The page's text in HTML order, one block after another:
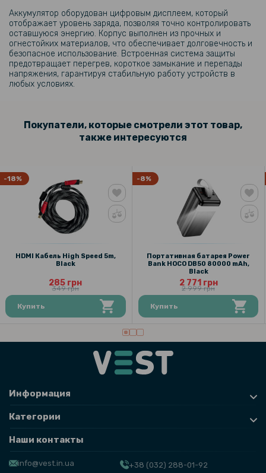
Аккумулятор оборудован цифровым дисплеем, который
отображает уровень заряда, позволяя точно контролировать
оставшуюся энергию. Корпус выполнен из прочных и
огнестойких материалов, что обеспечивает долговечность и
безопасное использование. Встроенная система защиты
предотвращает перегрев, короткое замыкание и перепады
напряжения, гарантируя стабильную работу устройств в
любых условиях.
Покупатели, которые смотрели этот товар,
также интересуются
-18%
HDMI Кабель High Speed 5m,
Black
285 грн
349 грн
Купить
-8%
Портативная батарея Power
Bank HOCO DB50 80000 mAh,
Black
2 771 грн
2 999 грн
Купить
Информация
Категории
Наши контакты
info@vest.in.ua +38 (032) 288-01-92